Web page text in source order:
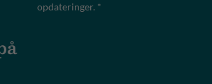
opdateringer. *